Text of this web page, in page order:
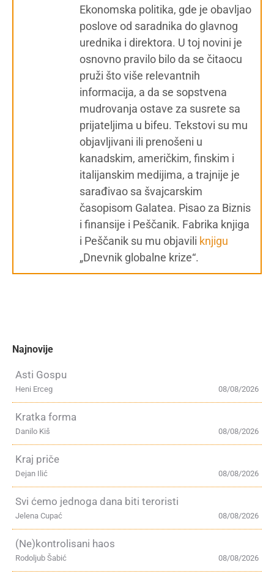
Ekonomska politika, gde je obavljao
poslove od saradnika do glavnog
urednika i direktora. U toj novini je
osnovno pravilo bilo da se čitaocu
pruži što više relevantnih
informacija, a da se sopstvena
mudrovanja ostave za susrete sa
prijateljima u bifeu. Tekstovi su mu
objavljivani ili prenošeni u
kanadskim, američkim, finskim i
italijanskim medijima, a trajnije je
sarađivao sa švajcarskim
časopisom Galatea. Pisao za Biznis
i finansije i Peščanik. Fabrika knjiga
i Peščanik su mu objavili knjigu
„Dnevnik globalne krize“.
Najnovije
Asti Gospu
08/08/2026
Heni Erceg
Kratka forma
08/08/2026
Danilo Kiš
Kraj priče
08/08/2026
Dejan Ilić
Svi ćemo jednoga dana biti teroristi
08/08/2026
Jelena Cupać
(Ne)kontrolisani haos
08/08/2026
Rodoljub Šabić